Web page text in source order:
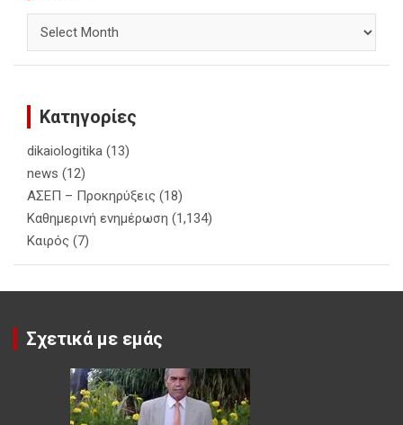
Κατηγορίες
dikaiologitika (13)
news (12)
ΑΣΕΠ – Προκηρύξεις (18)
Καθημερινή ενημέρωση (1,134)
Καιρός (7)
Σχετικά με εμάς